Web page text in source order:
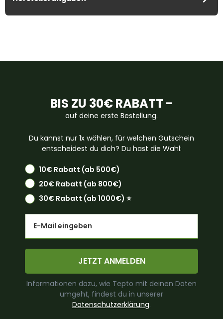
BIS ZU 30€ RABATT -
auf deine erste Bestellung.
Du kannst nur 1x wählen, für welchen Gutschein
entscheidest du dich? Du hast die Wahl:
10€ Rabatt (ab 500€)
20€ Rabatt (ab 800€)
30€ Rabatt (ab 1000€) ⭐️
JETZT ANMELDEN
Informationen dazu, wie Tepto mit deinen Daten
umgeht, findest du in unserer
Datenschutzerklärung.